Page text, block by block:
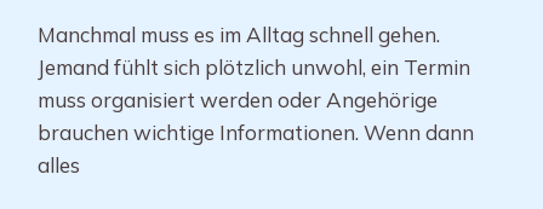
Manchmal muss es im Alltag schnell gehen.
Jemand fühlt sich plötzlich unwohl, ein Termin
muss organisiert werden oder Angehörige
brauchen wichtige Informationen. Wenn dann
alles